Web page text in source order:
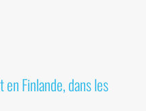
Finlande, dans les